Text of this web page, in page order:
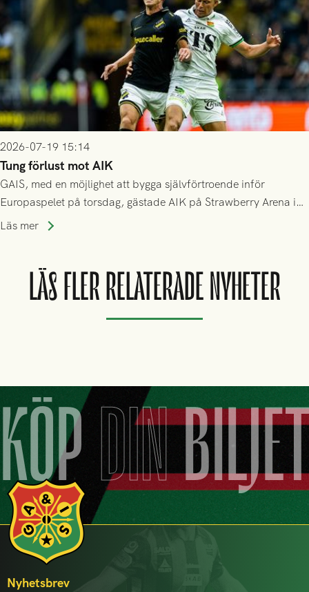
2026-07-19 15:14
Tung förlust mot AIK
GAIS, med en möjlighet att bygga självförtroende inför
Europaspelet på torsdag, gästade AIK på Strawberry Arena i
Stockholm . Men trots konstant hotande i första halvlek av
Läs mer
LÄS FLER RELATERADE NYHETER
KÖPDIN
Nyhetsbrev